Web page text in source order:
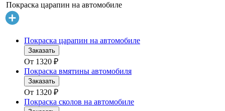
Покраска царапин на автомобиле
Покраска царапин на автомобиле
Заказать
От 1320 ₽
Покраска вмятины автомобиля
Заказать
От 1320 ₽
Покраска сколов на автомобиле